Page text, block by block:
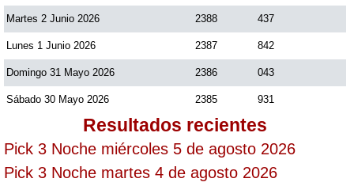
Pick 4 Noche
Pijao de Oro
Saman de la suerte
Sinuano Día
Martes 2 Junio 2026 2388 437
Lunes 1 Junio 2026 2387 842
Domingo 31 Mayo 2026 2386 043
Sábado 30 Mayo 2026 2385 931
Resultados recientes
Pick 3 Noche miércoles 5 de agosto 2026
Pick 3 Noche martes 4 de agosto 2026